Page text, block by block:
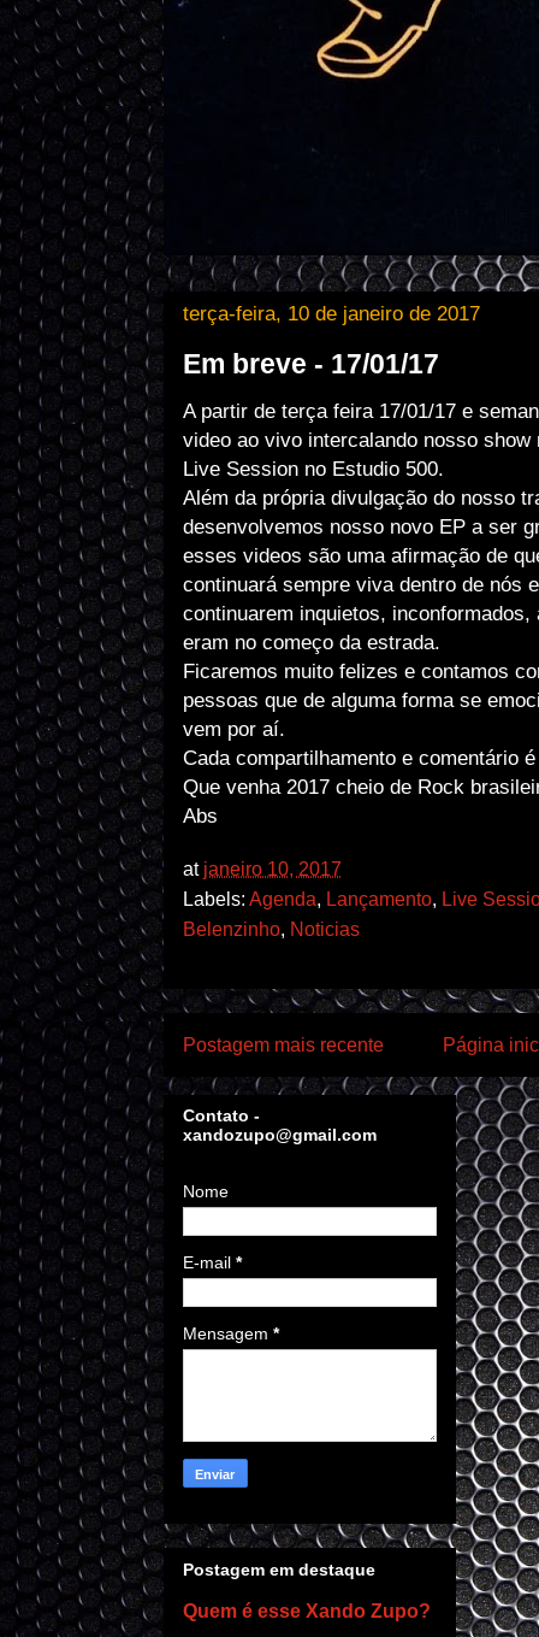
terça-feira, 10 de janeiro de 2017
Em breve - 17/01/17
A partir de terça feira 17/01/17 e
video ao vivo intercalando nosso
Live Session no Estudio 500.
Além da própria divulgação do nosso
desenvolvemos nosso novo EP a ser
esses videos são uma afirmação de
continuará sempre viva dentro de nós
continuarem inquietos,
eram no começo da estrada.
Ficaremos muito felizes e contamos
pessoas que de alguma forma se
vem por aí.
Cada compartilhamento e comentário
Que venha 2017 cheio de Rock
Abs
at janeiro 10, 2017
Labels: Agenda Lançamento Live
Belenzinho Noticias
Postagem mais recente Página
Contato -
xandozupo@gmail.com
Nome
E-mail *
Mensagem *
Postagem em destaque
Quem é esse Xando Zupo?